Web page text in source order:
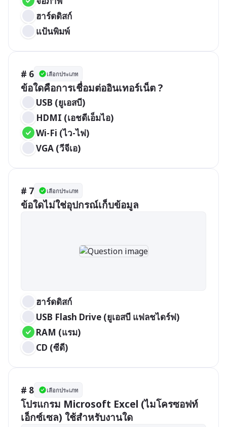
ฮาร์ดดิสก์
แป้นพิมพ์
# 6 เลือกประเภท
ข้อใดคือการเชื่อมต่ออินเทอร์เน็ต ?
USB (ยูเอสบี)
HDMI (เอชดีเอ็มไอ)
Wi-Fi (ไว-ไฟ)
VGA (วีจีเอ)
# 7 เลือกประเภท
ข้อใดไม่ใช่อุปกรณ์เก็บข้อมูล
ฮาร์ดดิสก์
USB Flash Drive (ยูเอสบี แฟลชไดร์ฟ)
RAM (แรม)
CD (ซีดี)
# 8 เลือกประเภท
โปรแกรม Microsoft Excel (ไมโครซอฟท์
เอ็กซ์เซล) ใช้สำหรับงานใด